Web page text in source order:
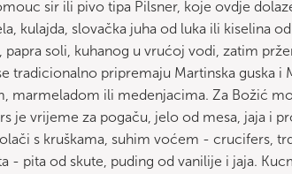
sir ili pivo tipa Pilsner, koje ovdje
kulajda, slovačka juha od luka ili kiselina
papra soli, kuhanog u vrućoj vodi, zatim
tradicionalno pripremaju Martinska guska
marmeladom ili medenjacima. Za Božić
je vrijeme za pogaču, jelo od mesa, jaja i
s kruškama, suhim voćem - crucifers,
- pita od skute, puding od vanilije i jaja.